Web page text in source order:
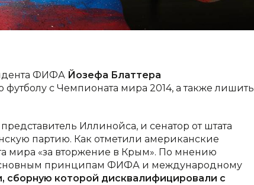
ФИФА Йозефа Блаттера
с Чемпионата мира 2014, а также лишить
представитель Иллинойса, и сенатор от штата
партию. Как отметили американские
мира «за вторжение в Крым». По мнению
принципам ФИФА и международному
сборную которой дисквалифицировали с